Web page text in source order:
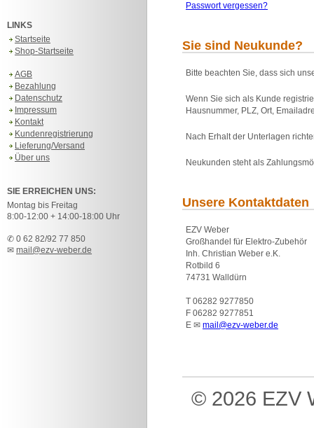
LINKS
Startseite
Shop-Startseite
AGB
Bezahlung
Datenschutz
Impressum
Kontakt
Kundenregistrierung
Lieferung/Versand
Über uns
SIE ERREICHEN UNS:
Montag bis Freitag
8:00-12:00 + 14:00-18:00 Uhr
✆ 0 62 82/92 77 850
✉ mail@ezv-weber.de
Passwort vergessen?
Sie sind Neukunde?
Bitte beachten Sie, dass sich
Wenn Sie sich als Kunde
Hausnummer, PLZ, Ort,
Nach Erhalt der Unterlagen
Neukunden steht als
Unsere Kontaktdaten
EZV Weber
Großhandel für Elektro-Zubehör
Inh. Christian Weber e.K.
Rotbild 6
74731 Walldürn
T 06282 9277850
F 06282 9277851
E ✉ mail@ezv-weber.de
© 2026 EZV